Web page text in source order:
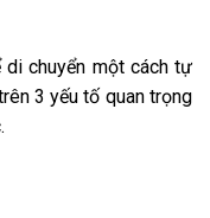
di chuyển một cách tự
3 yếu tố quan trọng